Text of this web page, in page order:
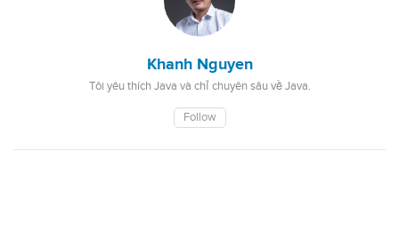
Khanh Nguyen
Tôi yêu thích Java và chỉ chuyên sâu về Java.
Follow